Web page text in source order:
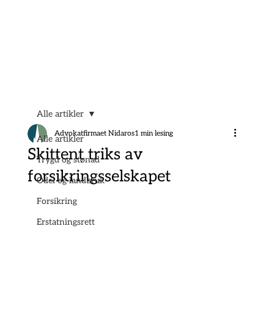
Alle artikler
Trygd og stønad
Odel og landbruk
Forsikring
Erstatningsrett
Alle artikler
Skittent triks av
forsikringsselskapet
Advokatfirmaet Nidaros1 min lesing